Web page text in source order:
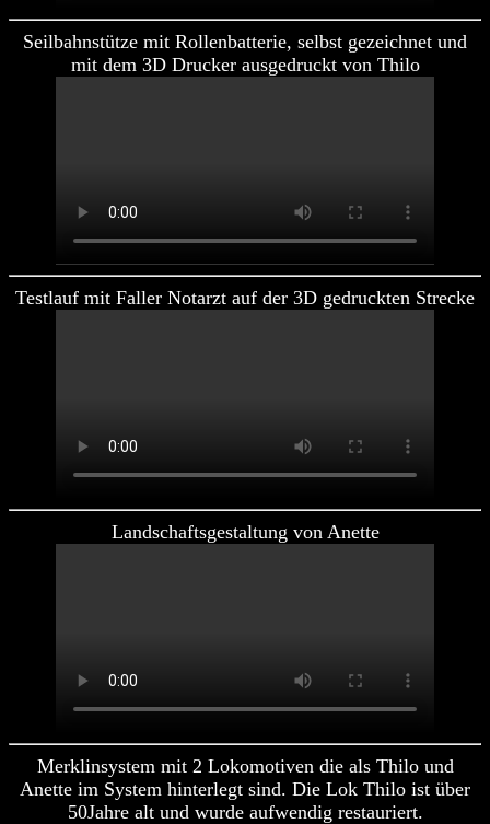
Seilbahnstütze mit Rollenbatterie, selbst gezeichnet und
mit dem 3D Drucker ausgedruckt von Thilo
Testlauf mit Faller Notarzt auf der 3D gedruckten Strecke
Landschaftsgestaltung von Anette
Merklinsystem mit 2 Lokomotiven die als Thilo und
Anette im System hinterlegt sind. Die Lok Thilo ist über
50Jahre alt und wurde aufwendig restauriert.